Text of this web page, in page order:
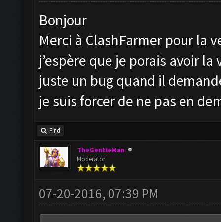
Bonjour
Merci à ClashFarmer pour la
j’espère que je porais avoir
juste un bug quand il
je suis forcer de ne pas en
Find
TheGentleMan
Moderator
07-20-2016, 07:39 PM